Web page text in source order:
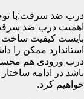
درب ضد سرقت:با
اهمیت درب ضد
بایست کیفیت ساخت
استاندارد ممکن را
درب ورودی هم
باشد در ادامه
خواهیم کرد.